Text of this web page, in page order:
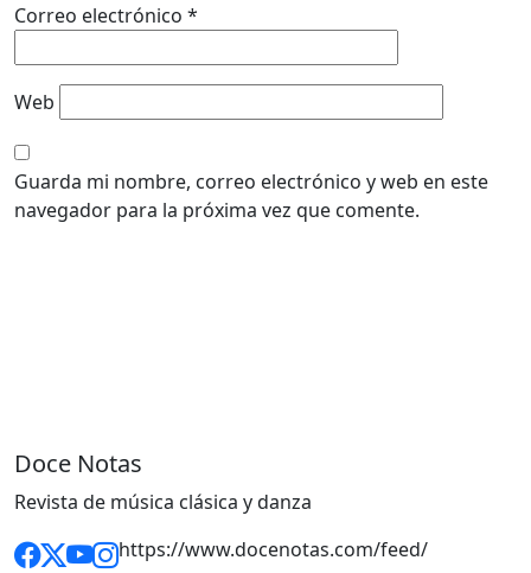
Correo electrónico *
Web
Guarda mi nombre, correo electrónico y web en este
navegador para la próxima vez que comente.
Doce Notas
Revista de música clásica y danza
https://www.docenotas.com/feed/